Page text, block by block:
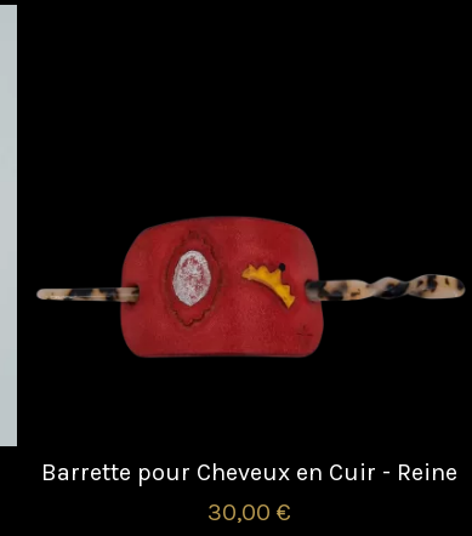
Barrette pour Cheveux en Cuir - Reine
30,00 €